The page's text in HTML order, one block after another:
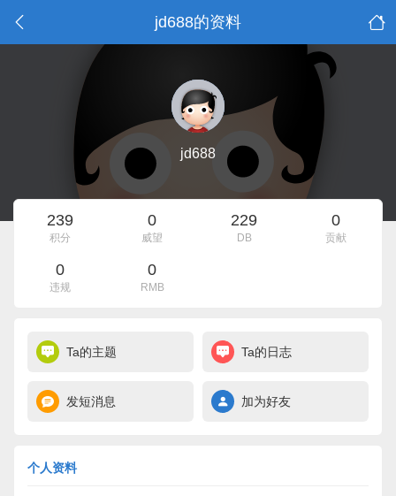
jd688的资料
jd688
239
积分
0
威望
229
DB
0
贡献
0
违规
0
RMB
Ta的主题 Ta的日志
发短消息 加为好友
个人资料